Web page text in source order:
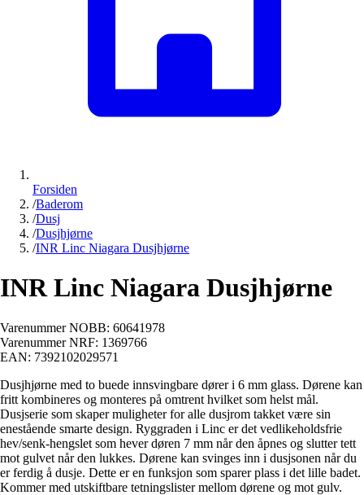
Forsiden
/Baderom
/Dusj
/Dusjhjørne
/INR Linc Niagara Dusjhjørne
INR Linc Niagara Dusjhjørne
Varenummer NOBB: 60641978
Varenummer NRF: 1369766
EAN: 7392102029571
Dusjhjørne med to buede innsvingbare dører i 6 mm glass. Dørene kan
fritt kombineres og monteres på omtrent hvilket som helst mål.
Dusjserie som skaper muligheter for alle dusjrom takket være sin
enestående smarte design. Ryggraden i Linc er det vedlikeholdsfrie
hev/senk-hengslet som hever døren 7 mm når den åpnes og slutter tett
mot gulvet når den lukkes. Dørene kan svinges inn i dusjsonen når du
er ferdig å dusje. Dette er en funksjon som sparer plass i det lille badet.
Kommer med utskiftbare tetningslister mellom dørene og mot gulv.